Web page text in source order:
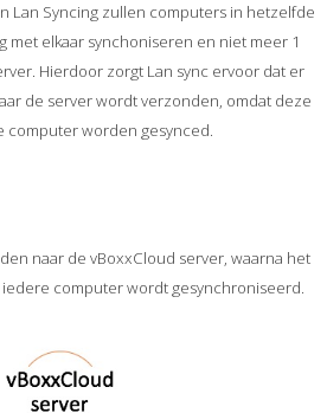
Lan Syncing zullen computers in hetzelfde
elkaar synchoniseren en niet meer 1
Hierdoor zorgt Lan sync ervoor dat er
de server wordt verzonden, omdat deze
computer worden gesynced.
naar de vBoxxCloud server, waarna het
computer wordt gesynchroniseerd.